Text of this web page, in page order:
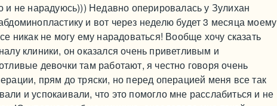
и не нарадуюсь))) Недавно оперировалась у Зулихан
и вот через неделю будет 3 месяца моему
никак не могу ему нарадоваться! Вообще хочу сказать
клиники, он оказался очень приветливым и
девочки там работают, я честно говоря очень
прям до тряски, но перед операцией меня все так
и успокаивали, что это помогло мне расслабиться и не